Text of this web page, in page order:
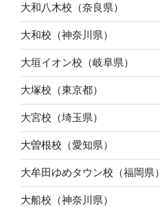
大和八木校（奈良県）
大和校（神奈川県）
大垣イオン校（岐阜県）
大塚校（東京都）
大宮校（埼玉県）
大曽根校（愛知県）
大牟田ゆめタウン校（福岡県）
大船校（神奈川県）